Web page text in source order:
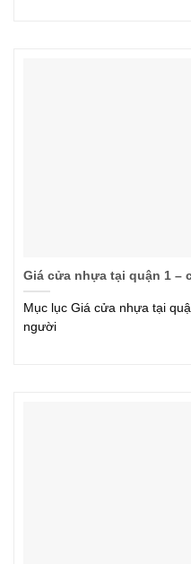
Giá cửa nhựa tại quận 1 –
Mục lục Giá cửa nhựa tại
người